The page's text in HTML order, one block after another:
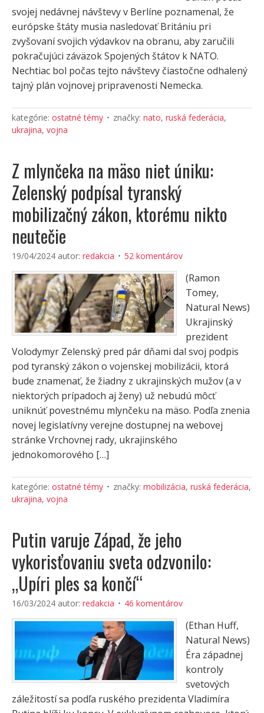
svojej nedávnej návštevy v Berlíne poznamenal, že
európske štáty musia nasledovať Britániu pri
zvyšovaní svojich výdavkov na obranu, aby zaručili
pokračujúci záväzok Spojených štátov k NATO.
Nechtiac bol počas tejto návštevy čiastočne odhalený
tajný plán vojnovej pripravenosti Nemecka.
kategórie: ostatné témy značky: nato, ruská federácia,
ukrajina, vojna
Z mlynčeka na mäso niet úniku:
Zelenský podpísal tyranský
mobilizačný zákon, ktorému nikto
neutečie
19/04/2024 autor: redakcia 52 komentárov
(Ramon
Tomey,
Natural News)
Ukrajinský
prezident
Volodymyr Zelenský pred pár dňami dal svoj podpis
pod tyranský zákon o vojenskej mobilizácii, ktorá
bude znamenať, že žiadny z ukrajinských mužov (a v
niektorých prípadoch aj ženy) už nebudú môcť
uniknúť povestnému mlynčeku na mäso. Podľa znenia
novej legislatívny verejne dostupnej na webovej
stránke Vrchovnej rady, ukrajinského
jednokomorového […]
kategórie: ostatné témy značky: mobilizácia, ruská federácia,
ukrajina, vojna
Putin varuje Západ, že jeho
vykorisťovaniu sveta odzvonilo:
„Upíri ples sa končí“
16/03/2024 autor: redakcia 46 komentárov
(Ethan Huff,
Natural News)
Éra západnej
kontroly
svetových
záležitostí sa podľa ruského prezidenta Vladimíra